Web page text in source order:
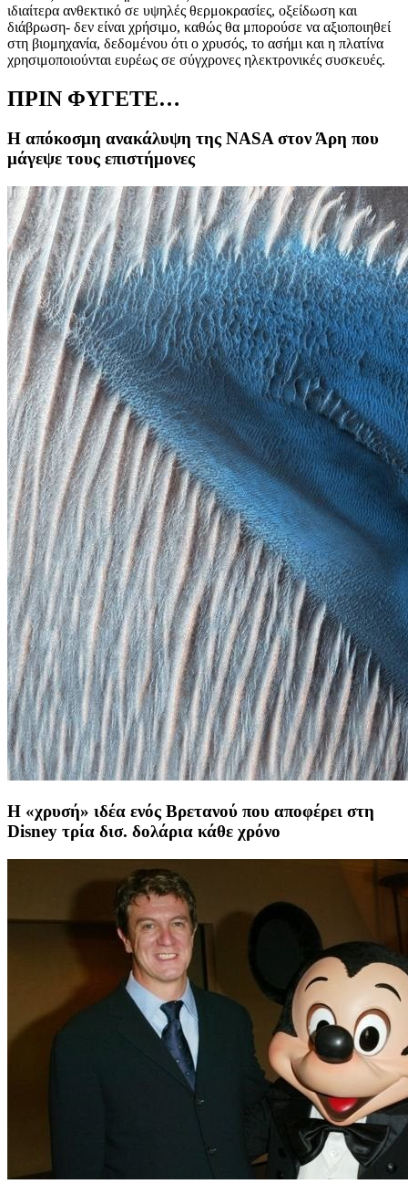
ιδιαίτερα ανθεκτικό σε υψηλές θερμοκρασίες, οξείδωση και
διάβρωση- δεν είναι χρήσιμο, καθώς θα μπορούσε να αξιοποιηθεί
στη βιομηχανία, δεδομένου ότι ο χρυσός, το ασήμι και η πλατίνα
χρησιμοποιούνται ευρέως σε σύγχρονες ηλεκτρονικές συσκευές.
ΠΡΙΝ ΦΥΓΕΤΕ…
Η απόκοσμη ανακάλυψη της NASA στον Άρη που
μάγεψε τους επιστήμονες
Η «χρυσή» ιδέα ενός Βρετανού που αποφέρει στη
Disney τρία δισ. δολάρια κάθε χρόνο